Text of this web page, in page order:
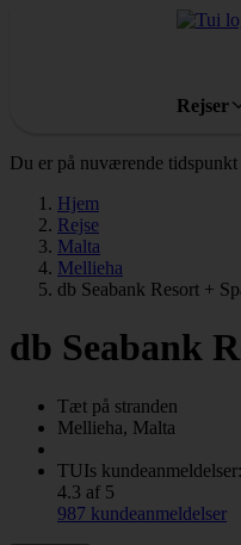
Rejser
Du er på nuværende tidspunkt
Hjem
Rejse
Malta
Mellieha
db Seabank Resort +
db Seabank
Tæt på stranden
Mellieha, Malta
TUIs kundeanmeldelser:
4.3 af 5
987 kundeanmeldelser